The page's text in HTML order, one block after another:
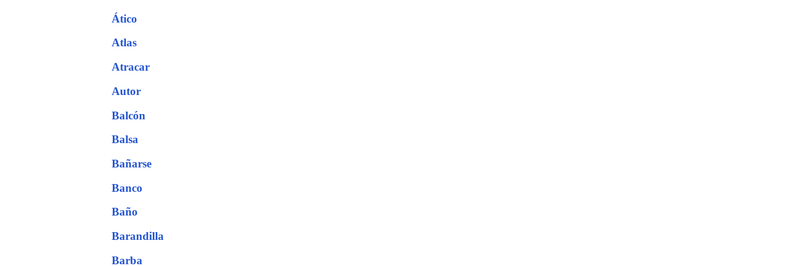
Ático
Atlas
Atracar
Autor
Balcón
Balsa
Bañarse
Banco
Baño
Barandilla
Barba